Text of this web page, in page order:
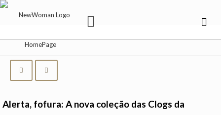
Alerta, fofura: A nova coleção das Clogs da